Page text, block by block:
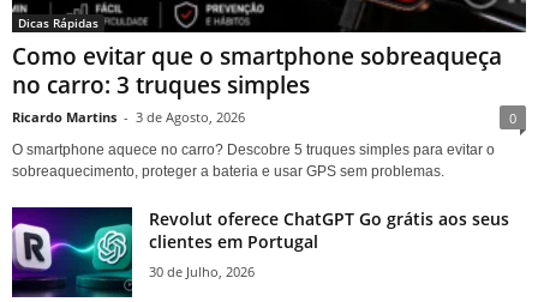
Dicas Rápidas
Como evitar que o smartphone sobreaqueça
no carro: 3 truques simples
Ricardo Martins - 3 de Agosto, 2026 0
O smartphone aquece no carro? Descobre 5 truques simples para evitar o
sobreaquecimento, proteger a bateria e usar GPS sem problemas.
Revolut oferece ChatGPT Go grátis aos seus
clientes em Portugal
30 de Julho, 2026